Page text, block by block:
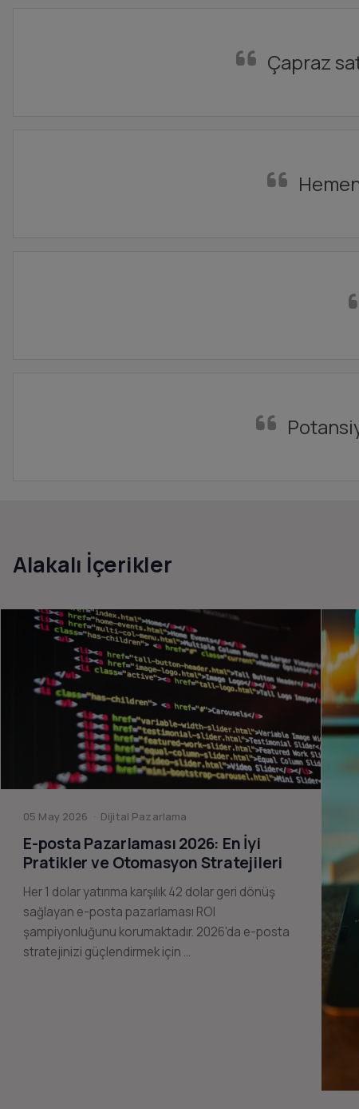
Çapraz
Alakalı İçerikler
05 May 2026 · Dijital Pazarlama
E-posta Pazarlaması 2026: En İyi
Pratikler ve Otomasyon Stratejileri
Her 1 dolar yatırıma karşılık 42 dolar geri dönüş
sağlayan e-posta pazarlaması ROI
şampiyonluğunu korumaktadır. 2026'da e-posta
stratejinizi güçlendirmek için …